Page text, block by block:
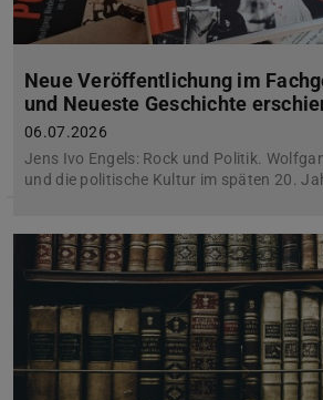
Neue Veröffentlichung im
und Neueste Geschichte
06.07.2026
Jens Ivo Engels: Rock und Politik.
und die politische Kultur im späten 20.